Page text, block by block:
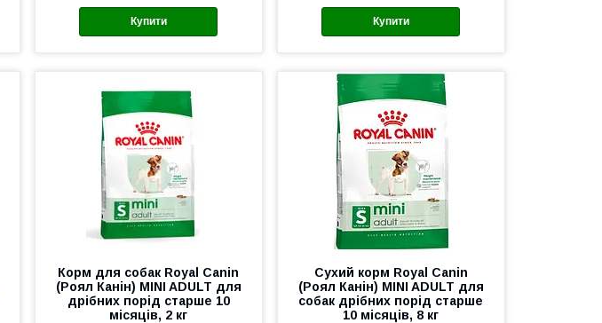
Купити Купити
Корм для собак Royal Canin
(Роял Канін) MINI ADULT для
дрібних порід старше 10
місяців, 2 кг
Сухий корм Royal Canin
(Роял Канін) MINI ADULT для
собак дрібних порід старше
10 місяців, 8 кг